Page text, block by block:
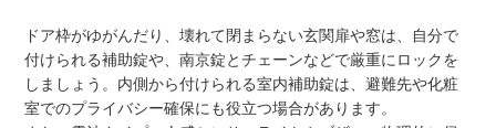
ドア枠がゆがんだり、壊れて閉まらない玄関扉や窓は、自分で
付けられる補助錠や、南京錠とチェーンなどで厳重にロックを
しましょう。内側から付けられる室内補助錠は、避難先や化粧
室でのプライバシー確保にも役立つ場合があります。